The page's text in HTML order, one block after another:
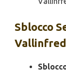
Sblocco